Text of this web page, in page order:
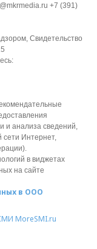
+7 (391)
Свидетельство
и анализа сведений,
сети Интернет,
в виджетах
на сайте
в ООО
MoreSMI.ru